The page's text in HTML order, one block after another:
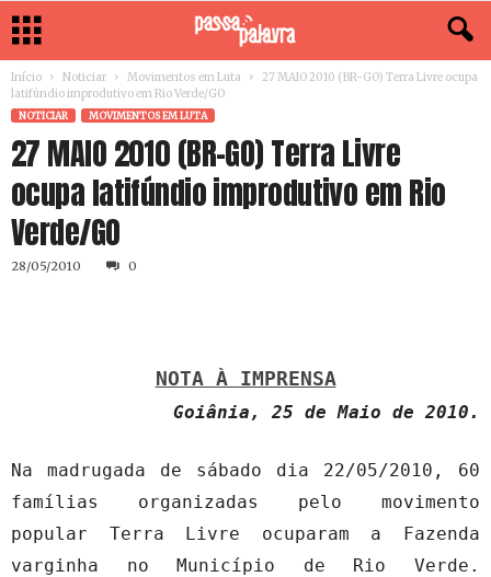
Início Noticiar Movimentos em Luta
27 MAIO 2010 (BR-GO) Terra Livre ocupa
latifúndio improdutivo em Rio Verde/GO
NOTICIAR MOVIMENTOS EM LUTA
27 MAIO 2010 (BR-GO) Terra Livre
ocupa latifúndio improdutivo em Rio
Verde/GO
28/05/2010 0
NOTA À IMPRENSA
Goiânia, 25 de Maio de 2010.
Na madrugada de sábado dia 22/05/2010, 60
famílias organizadas pelo movimento
popular Terra Livre ocuparam a Fazenda
varginha no Município de Rio Verde.